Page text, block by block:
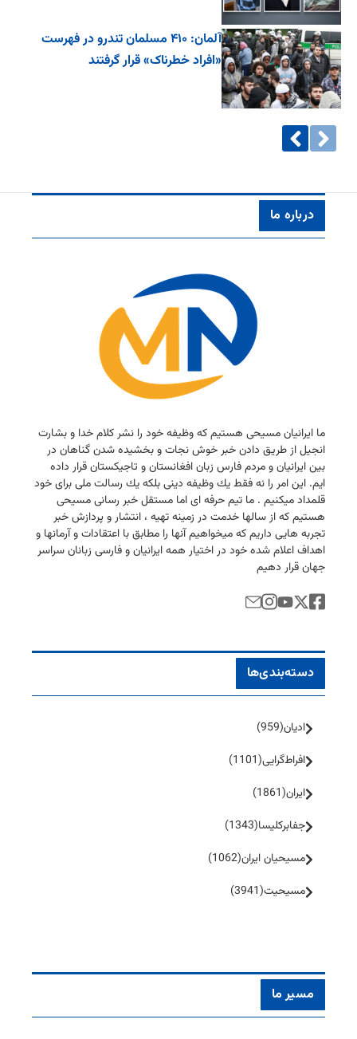
آلمان: ۴۱۰ مسلمان تندرو در فهرست
«افراد خطرناک» قرار گرفتند
درباره ما
ما ایرانیان مسیحی هستیم كه وظیفه خود را نشر كلام خدا و بشارت
انجیل از طریق دادن خبر خوش نجات و بخشیده شدن گناهان در
بین ایرانیان و مردم فارس زبان افغانستان و تاجیكستان قرار داده
ایم. این امر را نه فقط یك وظیفه دینی بلكه یك رسالت ملی برای خود
قلمداد میكنیم . ما تیم حرفه ای اما مستقل خبر رسانی مسیحی
هستیم كه از سالها خدمت در زمینه تهیه ، انتشار و پردازش خبر
تجربه هایی داریم كه میخواهیم آنها را مطابق با اعتقادات و آرمانها و
اهداف اعلام شده خود در اختیار همه ایرانیان و فارسی زبانان سراسر
جهان قرار دهیم
دسته‌بندی‌ها
ادیان(959)
افراط‌گرایی(1101)
ایران(1861)
جفا‌بر‌کلیسا(1343)
مسیحیان ایران(1062)
مسیحیت(3941)
مسیر ما